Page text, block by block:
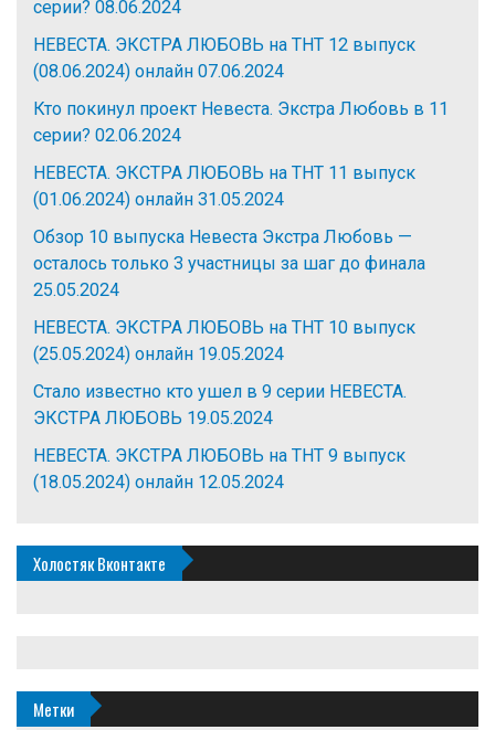
серии? 08.06.2024
НЕВЕСТА. ЭКСТРА ЛЮБОВЬ на ТНТ 12 выпуск
(08.06.2024) онлайн 07.06.2024
Кто покинул проект Невеста. Экстра Любовь в 11
серии? 02.06.2024
НЕВЕСТА. ЭКСТРА ЛЮБОВЬ на ТНТ 11 выпуск
(01.06.2024) онлайн 31.05.2024
Обзор 10 выпуска Невеста Экстра Любовь —
осталось только 3 участницы за шаг до финала
25.05.2024
НЕВЕСТА. ЭКСТРА ЛЮБОВЬ на ТНТ 10 выпуск
(25.05.2024) онлайн 19.05.2024
Стало известно кто ушел в 9 серии НЕВЕСТА.
ЭКСТРА ЛЮБОВЬ 19.05.2024
НЕВЕСТА. ЭКСТРА ЛЮБОВЬ на ТНТ 9 выпуск
(18.05.2024) онлайн 12.05.2024
Холостяк Вконтакте
Метки